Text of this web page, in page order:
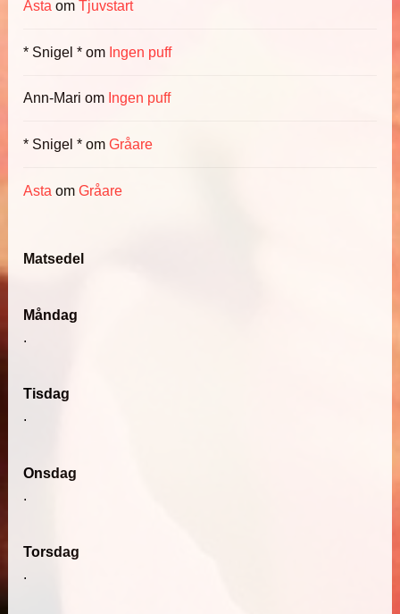
Asta omTjuvstart
* Snigel * om Ingen puff
Ann-Mari om Ingen puff
* Snigel * omGråare
Asta omGråare
Matsedel
Måndag
.
Tisdag
.
Onsdag
.
Torsdag
.